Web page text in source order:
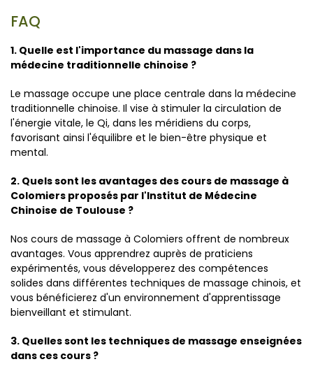
FAQ
1. Quelle est l'importance du massage dans la
médecine traditionnelle chinoise ?
Le massage occupe une place centrale dans la médecine
traditionnelle chinoise. Il vise à stimuler la circulation de
l'énergie vitale, le Qi, dans les méridiens du corps,
favorisant ainsi l'équilibre et le bien-être physique et
mental.
2. Quels sont les avantages des cours de massage à
Colomiers proposés par l'Institut de Médecine
Chinoise de Toulouse ?
Nos cours de massage à Colomiers offrent de nombreux
avantages. Vous apprendrez auprès de praticiens
expérimentés, vous développerez des compétences
solides dans différentes techniques de massage chinois, et
vous bénéficierez d'un environnement d'apprentissage
bienveillant et stimulant.
3. Quelles sont les techniques de massage enseignées
dans ces cours ?